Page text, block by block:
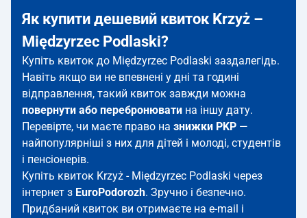
Як купити дешевий квиток Krzyż –
Międzyrzec Podlaski?
Купіть квиток до Międzyrzec Podlaski заздалегідь.
Навіть якщо ви не впевнені у дні та годині
відправлення, такий квиток завжди можна
повернути або перебронювати на іншу дату.
Перевірте, чи маєте право на знижки PKP —
найпопулярніші з них для дітей і молоді, студентів
і пенсіонерів.
Купіть квиток Krzyż - Międzyrzec Podlaski через
інтернет з EuroPodorozh. Зручно і безпечно.
Придбаний квиток ви отримаєте на e-mail і